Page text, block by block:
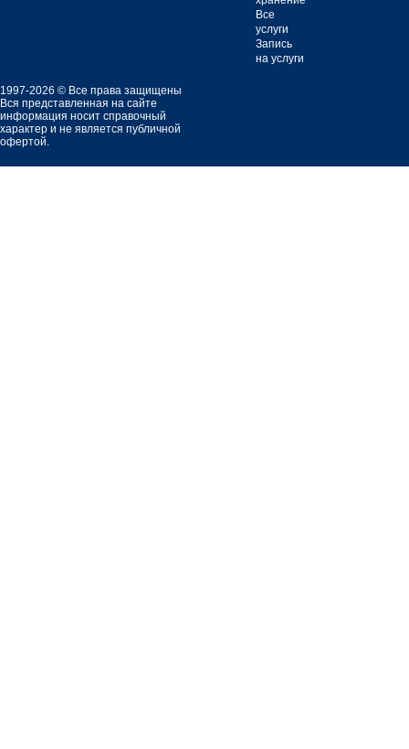
Все
услуги
Запись
на услуги
1997-2026 © Все права защищены
Вся представленная на сайте
информация носит справочный
характер и не является публичной
офертой.